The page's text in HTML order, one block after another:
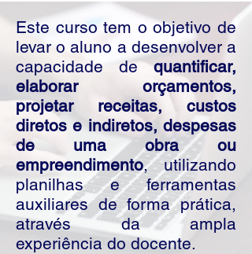
Este curso tem o objetivo de
levar o aluno a desenvolver a
capacidade dequantificar,
elaborar orçamentos,
projetar receitas, custos
diretos e indiretos, despesas
de uma obra ou
empreendimento, utilizando
planilhas e ferramentas
auxiliares de forma prática,
através da ampla
experiência do docente.